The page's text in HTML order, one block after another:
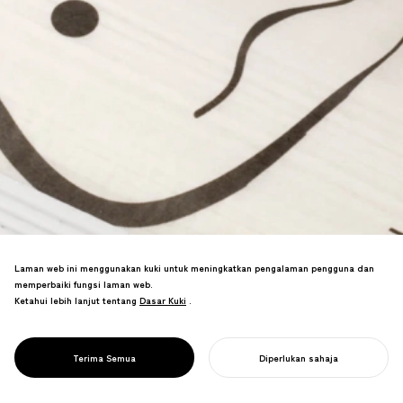
PROJECT
KANPYO UDON
PENTAWARDS, meraih gelaran
pembungkusan makanan terbaik dunia.
Laman web ini menggunakan kuki untuk meningkatkan pengalaman pengguna dan
memperbaiki fungsi laman web.
Ketahui lebih lanjut tentang Dasar Kuki
Dasar Kuki .
Terima Semua Diperlukan sahaja